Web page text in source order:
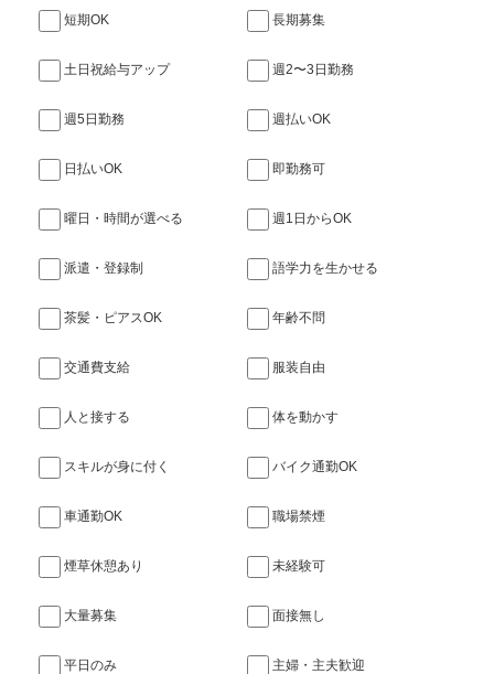
短期OK 長期募集
土日祝給与アップ 週2〜3日勤務
週5日勤務 週払いOK
日払いOK 即勤務可
曜日・時間が選べる 週1日からOK
派遣・登録制 語学力を生かせる
茶髪・ピアスOK 年齢不問
交通費支給 服装自由
人と接する 体を動かす
スキルが身に付く バイク通勤OK
車通勤OK 職場禁煙
煙草休憩あり 未経験可
大量募集 面接無し
平日のみ 主婦・主夫歓迎